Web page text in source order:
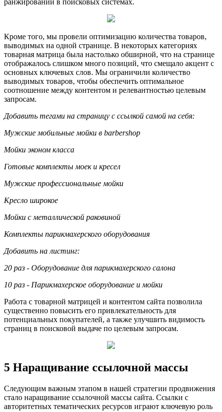
ранжировании в поисковых системах.
Кроме того, мы провели оптимизацию количества товаров,
выводимых на одной странице. В некоторых категориях
товарная матрица была настолько обширной, что на странице
отображалось слишком много позиций, что смещало акцент с
основных ключевых слов. Мы ограничили количество
выводимых товаров, чтобы обеспечить оптимальное
соотношение между контентом и релевантностью целевым
запросам.
Добавить тегами на страницу с ссылкой самой на себя:
Мужские мобильные мойки в barbershop
Мойки эконом класса
Готовые комплекты моек и кресел
Мужские профессиональные мойки
Кресло широкое
Мойки с металлической раковиной
Комплекты парикмахерского оборудования
Добавить на листинг:
20 раз - Оборудование для парикмахерского салона
10 раз - Парикмахерское оборудование и мойки
Работа с товарной матрицей и контентом сайта позволила
существенно повысить его привлекательность для
потенциальных покупателей, а также улучшить видимость
страниц в поисковой выдаче по целевым запросам.
5 Наращивание ссылочной массы
Следующим важным этапом в нашей стратегии продвижения
стало наращивание ссылочной массы сайта. Ссылки с
авторитетных тематических ресурсов играют ключевую роль